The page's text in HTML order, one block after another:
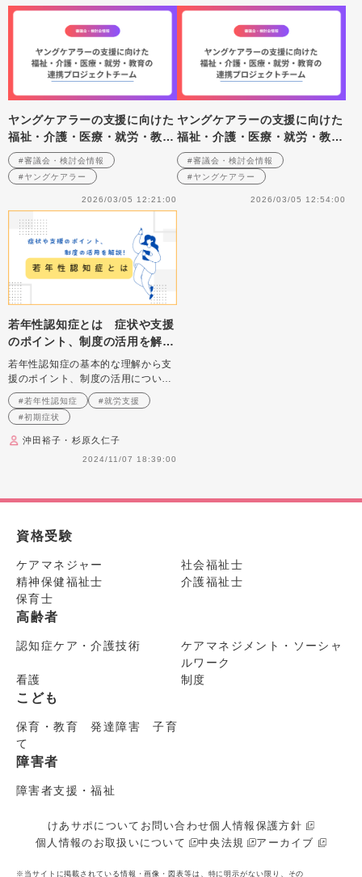
ヤングケアラーの支援に向けた
福祉・介護・医療・就労・教育
の連携プロジェクトチーム
#審議会・検討会情報
#ヤングケアラー
2026/03/05 12:21:00
ヤングケアラーの支援に向けた
福祉・介護・医療・就労・教育
の連携プロジェクトチーム 第
１回
#審議会・検討会情報
#ヤングケアラー
2026/03/05 12:54:00
若年性認知症とは 症状や支援
のポイント、制度の活用を解
説！
若年性認知症の基本的な理解から支
援のポイント、制度の活用について
解説します。
#若年性認知症
#就労支援
#初期症状
沖田裕子・杉原久仁子
2024/11/07 18:39:00
資格受験
ケアマネジャー
社会福祉士
精神保健福祉士
介護福祉士
保育士
高齢者
認知症ケア・介護技術
ケアマネジメント・ソーシャ
ルワーク
看護
制度
こども
保育・教育 発達障害 子育
て
障害者
障害者支援・福祉
けあサポについて お問い合わせ個人情報保護方針
個人情報のお取扱いについて
中央法規 アーカイブ
※当サイトに掲載されている情報・画像・図表等は、特に明示がない限り、その